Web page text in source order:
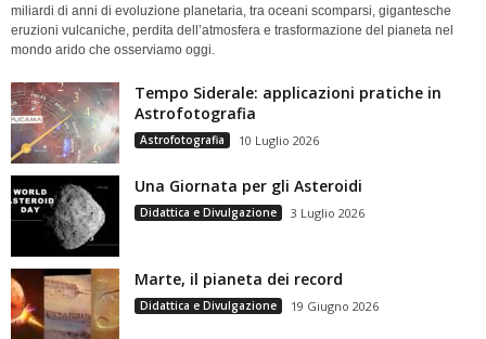
miliardi di anni di evoluzione planetaria, tra oceani scomparsi, gigantesche
eruzioni vulcaniche, perdita dell’atmosfera e trasformazione del pianeta nel
mondo arido che osserviamo oggi.
Tempo Siderale: applicazioni pratiche in
Astrofotografia
Astrofotografia 10 Luglio 2026
Una Giornata per gli Asteroidi
Didattica e Divulgazione 3 Luglio 2026
Marte, il pianeta dei record
Didattica e Divulgazione 19 Giugno 2026